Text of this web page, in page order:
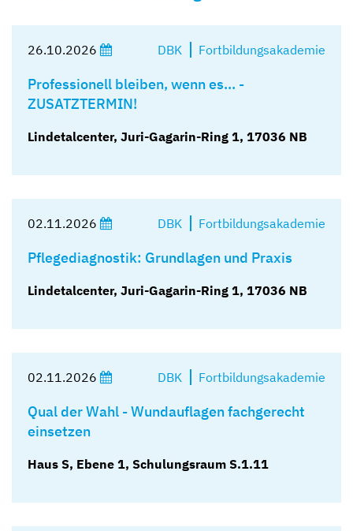
26.10.2026 DBK Fortbildungsakademie
Professionell bleiben, wenn es… -
ZUSATZTERMIN!
Lindetalcenter, Juri-Gagarin-Ring 1, 17036 NB
02.11.2026 DBK Fortbildungsakademie
Pflegediagnostik: Grundlagen und Praxis
Lindetalcenter, Juri-Gagarin-Ring 1, 17036 NB
02.11.2026 DBK Fortbildungsakademie
Qual der Wahl - Wundauflagen fachgerecht
einsetzen
Haus S, Ebene 1, Schulungsraum S.1.11